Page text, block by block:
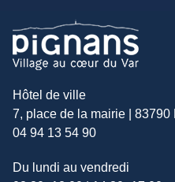
Hôtel de ville
7, place de la mairie | 83790
04 94 13 54 90
Du lundi au vendredi